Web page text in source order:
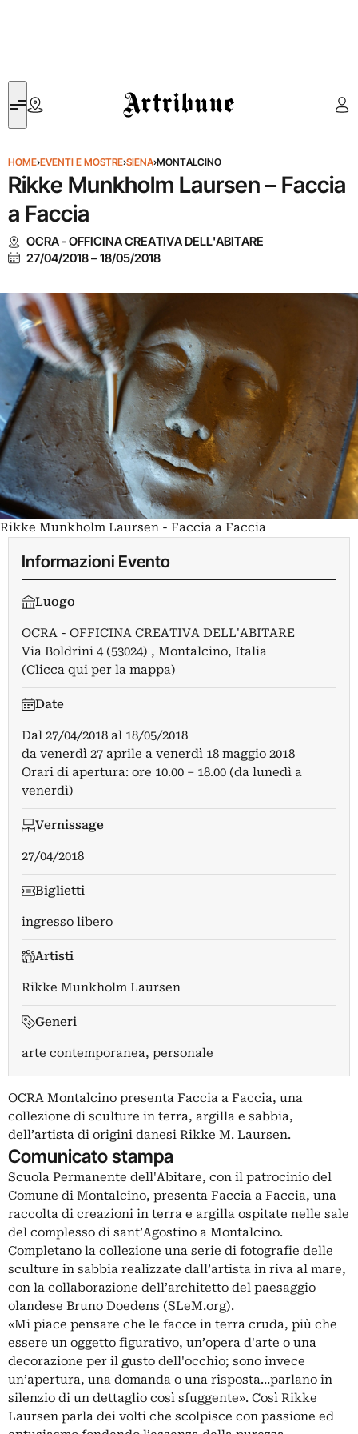
Artribune
HOME›EVENTI E MOSTRE›SIENA›MONTALCINO
Rikke Munkholm Laursen – Faccia
a Faccia
OCRA - OFFICINA CREATIVA DELL'ABITARE
27/04/2018–18/05/2018
Rikke Munkholm Laursen - Faccia a Faccia
Informazioni Evento
Luogo
OCRA - OFFICINA CREATIVA DELL'ABITARE
Via Boldrini 4 (53024) , Montalcino, Italia
(Clicca qui per la mappa)
Date
Dal 27/04/2018 al 18/05/2018
da venerdì 27 aprile a venerdì 18 maggio 2018
Orari di apertura: ore 10.00 – 18.00 (da lunedì a
venerdì)
Vernissage
27/04/2018
Biglietti
ingresso libero
Artisti
Rikke Munkholm Laursen
Generi
arte contemporanea, personale
OCRA Montalcino presenta Faccia a Faccia, una
collezione di sculture in terra, argilla e sabbia,
dell’artista di origini danesi Rikke M. Laursen.
Comunicato stampa
Scuola Permanente dell'Abitare, con il patrocinio del
Comune di Montalcino, presenta Faccia a Faccia, una
raccolta di creazioni in terra e argilla ospitate nelle sale
del complesso di sant’Agostino a Montalcino.
Completano la collezione una serie di fotografie delle
sculture in sabbia realizzate dall’artista in riva al mare,
con la collaborazione dell’architetto del paesaggio
olandese Bruno Doedens (SLeM.org).
«Mi piace pensare che le facce in terra cruda, più che
essere un oggetto figurativo, un’opera d'arte o una
decorazione per il gusto dell'occhio; sono invece
un’apertura, una domanda o una risposta...parlano in
silenzio di un dettaglio così sfuggente». Così Rikke
Laursen parla dei volti che scolpisce con passione ed